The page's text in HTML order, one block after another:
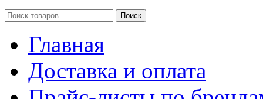
Поиск
Главная
Доставка и оплата